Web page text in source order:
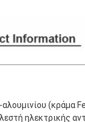
(κράμα
ηλεκτρικής